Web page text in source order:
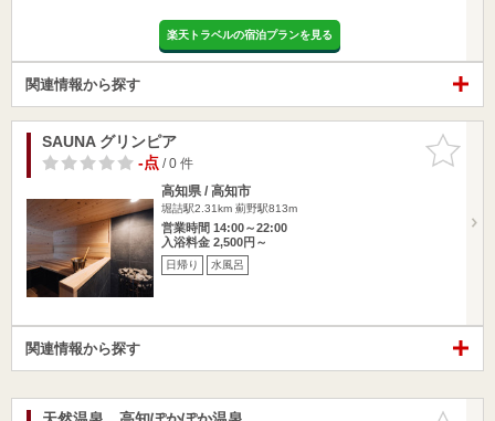
楽天トラベルの宿泊プランを見る
関連情報から探す
お気に入
りに追加
SAUNA グリンピア
-点/ 0 件
高知県 / 高知市
堀詰駅2.31km 薊野駅813m
営業時間 14:00～22:00
入浴料金 2,500円～
日帰り 水風呂
関連情報から探す